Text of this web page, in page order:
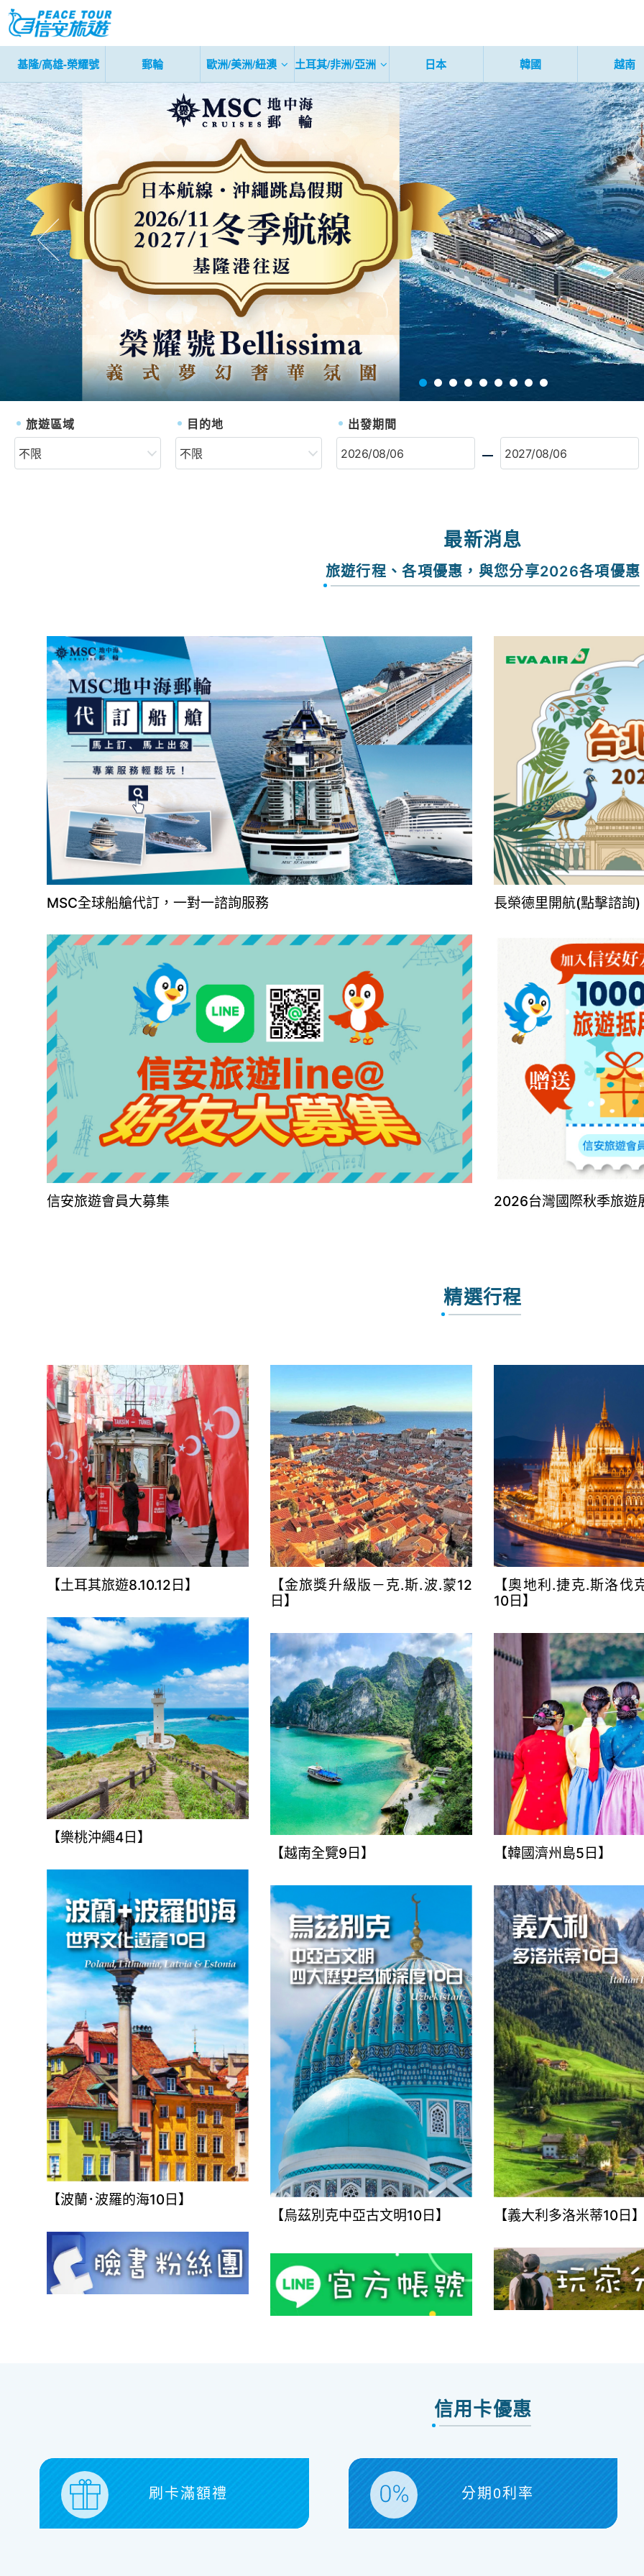
基隆/高雄-榮耀號 郵輪 歐洲/美洲/紐澳 土耳其/非洲/亞洲 日本 韓國 越南
往前
旅遊區域 目的地 出發期間
最新消息
旅遊行程、各項優惠，與您分享2026各項優惠
MSC全球船艙代訂，一對一諮詢服務 長榮德里開航(點擊諮詢)
2026台灣國際秋季旅
信安旅遊會員大募集
精選行程
【土耳其旅遊8.10.12日】
【金旅獎升級版－克.斯.波.蒙12
日】
【奧地利.捷克.斯洛伐
10日】
【樂桃沖繩4日】
【越南全覽9日】
【韓國濟州島5日】
【波蘭･波羅的海10日】
【烏茲別克中亞古文明10日】
【義大利多洛米蒂10日
信用卡優惠
刷卡滿額禮 分期0利率